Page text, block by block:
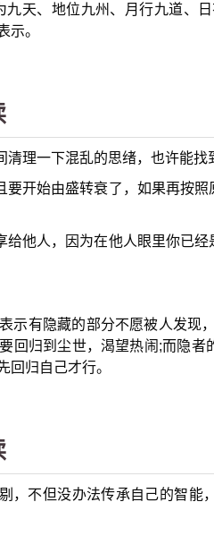
九天、地位九州、月行九道、
示。
理一下混乱的思绪，也许能找
要开始由盛转衰了，如果再按
给他人，因为在他人眼里你已
示有隐藏的部分不愿被人发现
回归到尘世，渴望热闹;而隐者
回归自己才行。
，不但没办法传承自己的智能